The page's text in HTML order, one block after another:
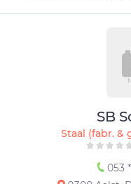
SB
Staal (fabr. &
053